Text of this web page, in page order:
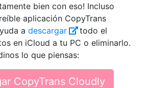
bien con eso! Incluso
aplicación CopyTrans
a descargar
todo el
en iCloud a tu PC o eliminarlo.
lo que piensas:
CopyTrans Cloudly